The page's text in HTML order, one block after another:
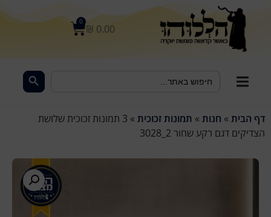
₪ 0.00
0
for:
דף הבית » חנות » תמונות זכוכית »
3 תמונות זכוכית שלושת
הצדיקים דגם רקע שחור 2_3028